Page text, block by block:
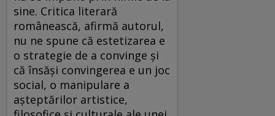
sine. Critica literară
românească, afirmă autorul,
nu ne spune că estetizarea e
o strategie de a convinge și
că însăși convingerea e un joc
social, o manipulare a
așteptărilor artistice,